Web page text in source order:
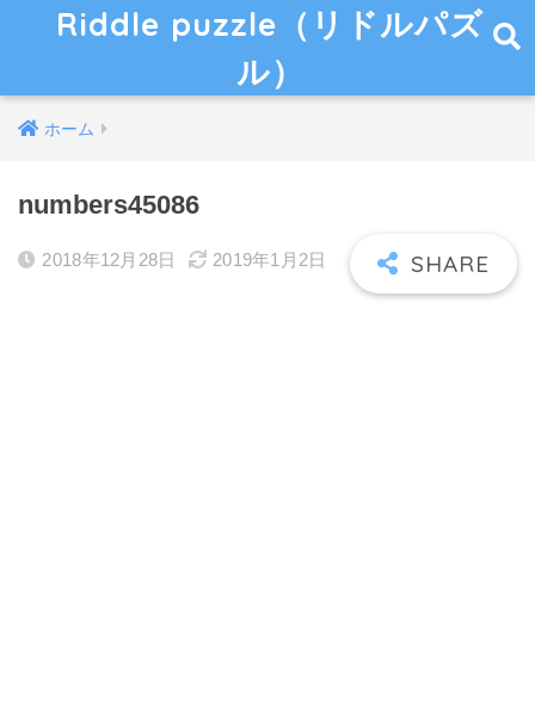
Riddle puzzle（リドルパズ
ル）
ホーム
numbers45086
2018年12月28日 2019年1月2日